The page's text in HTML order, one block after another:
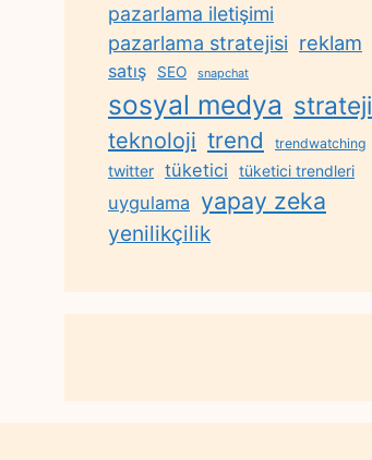
pazarlama iletişimi
pazarlama stratejisi reklam
satış SEO snapchat
sosyal medya strateji
teknoloji trend trendwatching
twitter tüketici tüketici trendleri
uygulama yapay zeka
yenilikçilik